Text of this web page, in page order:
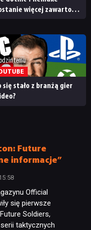
więcej zawartości.
temu
się stało z branżą gier
Future
informacje”
Official
się pierwsze
Soldiers,
taktycznych